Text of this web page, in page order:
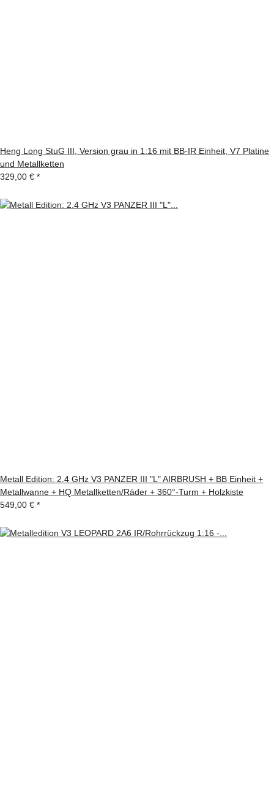
Heng Long StuG III, Version grau in 1:16 mit BB-IR Einheit, V7 Platine
und Metallketten
329,00 € *
Metall Edition: 2.4 GHz V3 PANZER III "L" AIRBRUSH + BB Einheit +
Metallwanne + HQ Metallketten/Räder + 360°-Turm + Holzkiste
549,00 € *